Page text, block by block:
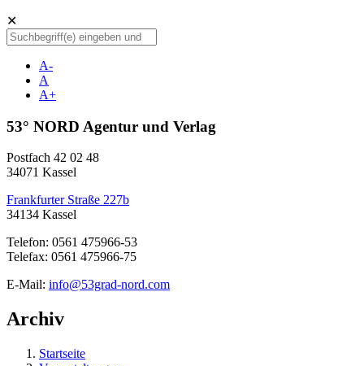
✕
A-
A
A+
53° NORD Agentur und Verlag
Postfach 42 02 48
34071 Kassel
Frankfurter Straße 227b
34134 Kassel
Telefon: 0561 475966-53
Telefax: 0561 475966-75
E-Mail: info@53grad-nord.com
Archiv
Startseite